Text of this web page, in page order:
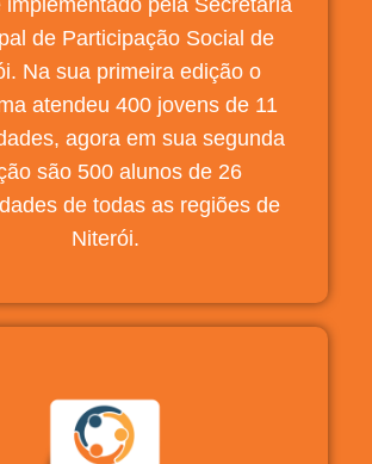
de Participação Social de
Na sua primeira edição o
atendeu 400 jovens de 11
agora em sua segunda
são 500 alunos de 26
de todas as regiões de
Niterói.